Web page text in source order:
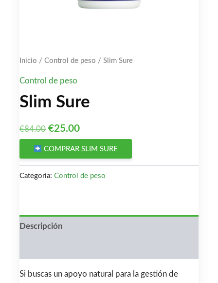
Inicio / Control de peso / Slim Sure
Control de peso
Slim Sure
€84.00 El
precio
original
era:
€25.00El
precio
actual
es:
COMPRAR SLIM SURE
Categoría: Control de peso
Descripción
Si buscas un apoyo natural para la gestión de